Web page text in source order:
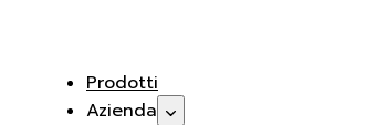
Prodotti
Azienda